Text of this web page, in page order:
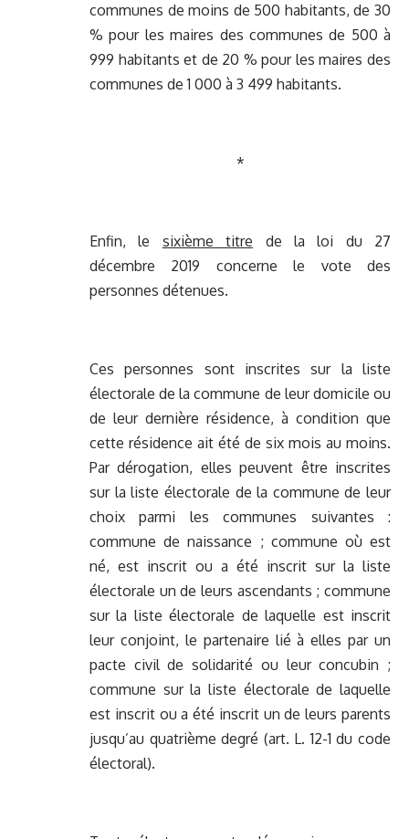
communes de moins de 500 habitants, de 30
% pour les maires des communes de 500 à
999 habitants et de 20 % pour les maires des
communes de 1 000 à 3 499 habitants.
*
Enfin, le sixième titre de la loi du 27
décembre 2019 concerne le vote des
personnes détenues.
Ces personnes sont inscrites sur la liste
électorale de la commune de leur domicile ou
de leur dernière résidence, à condition que
cette résidence ait été de six mois au moins.
Par dérogation, elles peuvent être inscrites
sur la liste électorale de la commune de leur
choix parmi les communes suivantes :
commune de naissance ; commune où est
né, est inscrit ou a été inscrit sur la liste
électorale un de leurs ascendants ; commune
sur la liste électorale de laquelle est inscrit
leur conjoint, le partenaire lié à elles par un
pacte civil de solidarité ou leur concubin ;
commune sur la liste électorale de laquelle
est inscrit ou a été inscrit un de leurs parents
jusqu’au quatrième degré (art. L. 12-1 du code
électoral).